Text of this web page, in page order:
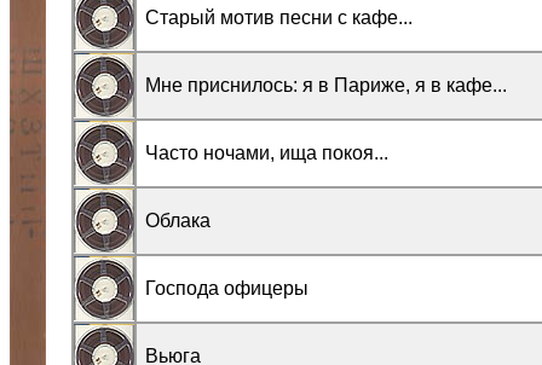
Старый мотив песни с кафе...
Мне приснилось: я в Париже, я в кафе...
Часто ночами, ища покоя...
Облака
Господа офицеры
Вьюга